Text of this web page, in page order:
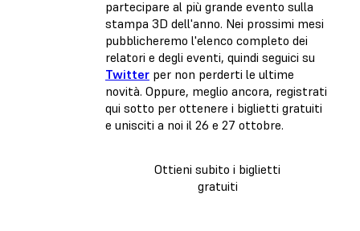
partecipare al più grande evento sulla
stampa 3D dell'anno. Nei prossimi mesi
pubblicheremo l'elenco completo dei
relatori e degli eventi, quindi seguici su
Twitter per non perderti le ultime
novità. Oppure, meglio ancora, registrati
qui sotto per ottenere i biglietti gratuiti
e unisciti a noi il 26 e 27 ottobre.
Ottieni subito i biglietti
gratuiti